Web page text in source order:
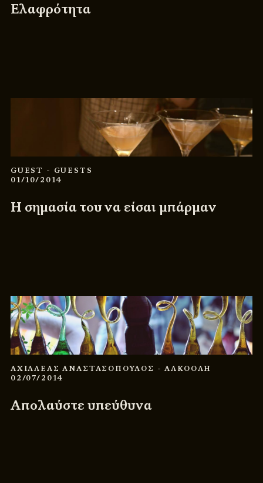
Ελαφρότητα
GUEST - GUESTS
01/10/2014
Η σημασία του να είσαι μπάρμαν
ΑΧΙΛΛΕΑΣ ΑΝΑΣΤΑΣΟΠΟΥΛΟΣ - ΑΛΚΟΟΛΗ
02/07/2014
Απολαύστε υπεύθυνα